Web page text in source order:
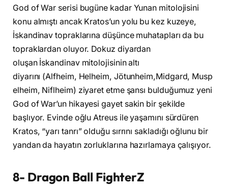
God of War serisi bugüne kadar Yunan mitolojisini
konu almıştı ancak Kratos’un yolu bu kez kuzeye,
İskandinav topraklarına düşünce muhatapları da bu
topraklardan oluyor. Dokuz diyardan
oluşan İskandinav mitolojisinin altı
diyarını (Alfheim, Helheim, Jötunheim,Midgard, Musp
elheim, Niflheim) ziyaret etme şansı bulduğumuz yeni
God of War’un hikayesi gayet sakin bir şekilde
başlıyor. Evinde oğlu Atreus ile yaşamını sürdüren
Kratos, “yarı tanrı” olduğu sırrını sakladığı oğlunu bir
yandan da hayatın zorluklarına hazırlamaya çalışıyor.
8- Dragon Ball FighterZ